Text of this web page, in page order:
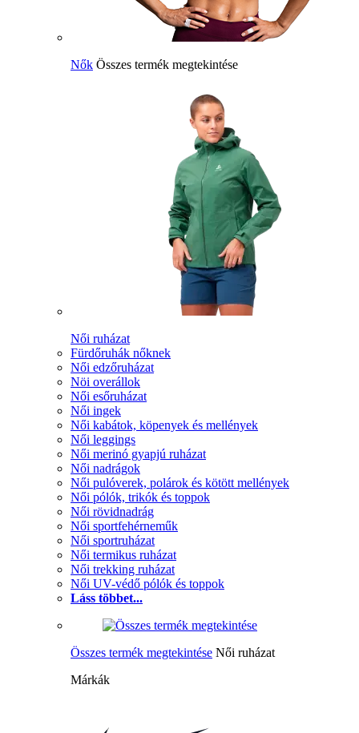
Nők Összes termék megtekintése
Női ruházat
Fürdőruhák nőknek
Női edzőruházat
Nöi overállok
Női esőruházat
Női ingek
Női kabátok, köpenyek és mellények
Női leggings
Női merinó gyapjú ruházat
Női nadrágok
Női pulóverek, polárok és kötött mellények
Női pólók, trikók és toppok
Női rövidnadrág
Női sportfehérneműk
Női sportruházat
Női termikus ruházat
Női trekking ruházat
Női UV-védő pólók és toppok
Láss többet...
Összes termék megtekintése Női ruházat
Márkák